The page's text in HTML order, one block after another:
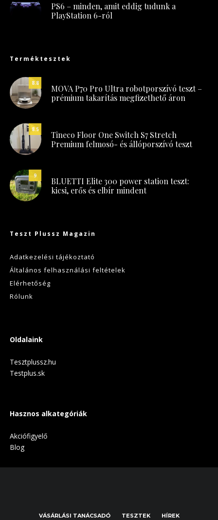
PS6 – minden, amit eddig tudunk a
PlayStation 6-ról
Terméktesztek
8.8
MOVA P70 Pro Ultra robotporszívó teszt –
prémium takarítás megfizethető áron
8.5
Tineco Floor One Switch S7 Stretch
Premium felmosó- és állóporszívó teszt
9
BLUETTI Elite 300 power station teszt:
kicsi, erős és elbír mindent
Teszt Plussz Magazin
Adatkezelési tájékoztató
Általános felhasználási feltételek
Elérhetőség
Rólunk
Oldalaink
Tesztplussz.hu
Testplus.sk
Hasznos alkategóriák
Akciófigyelő
Blog
VÁSÁRLÁSI TANÁCSADÓ TESZTEK HÍREK